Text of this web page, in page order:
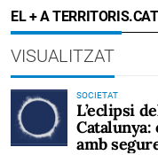
EL + A TERRITORIS.CAT
VISUALITZAT
SOCIETAT
L’eclipsi
amb